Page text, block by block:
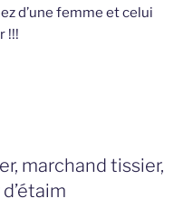
d’une femme et celui
!!!
marchand tissier,